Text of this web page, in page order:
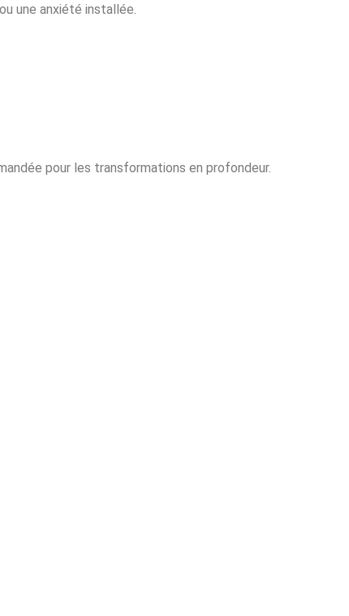
une anxiété installée.
pour les transformations en profondeur.